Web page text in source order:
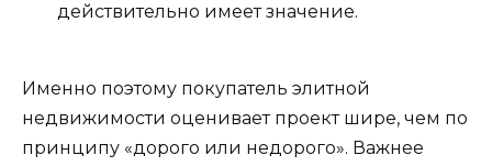
действительно имеет значение.
Именно поэтому покупатель элитной
недвижимости оценивает проект шире, чем по
принципу «дорого или недорого». Важнее